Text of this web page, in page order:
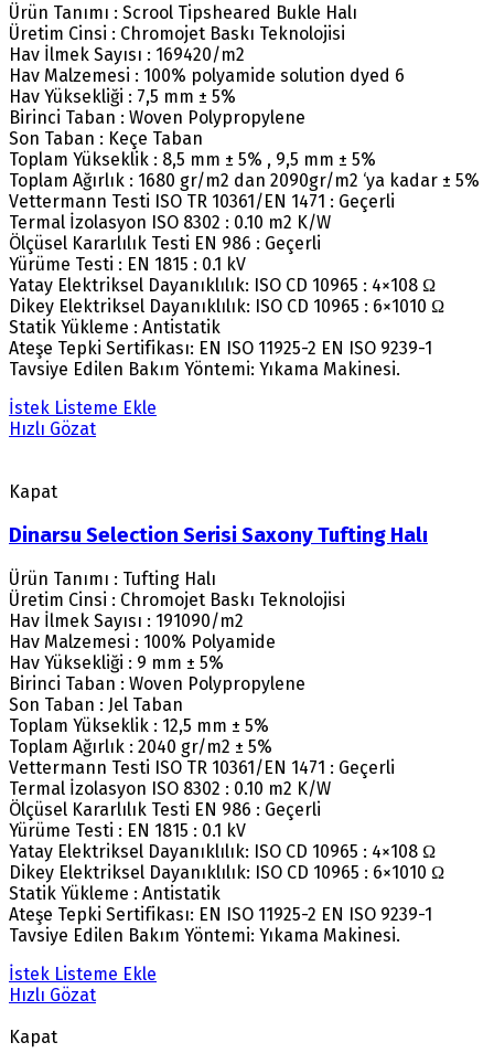
Ürün Tanımı : Scrool Tipsheared Bukle Halı
Üretim Cinsi : Chromojet Baskı Teknolojisi
Hav İlmek Sayısı : 169420/m2
Hav Malzemesi : 100% polyamide solution dyed 6
Hav Yüksekliği : 7,5 mm ± 5%
Birinci Taban : Woven Polypropylene
Son Taban : Keçe Taban
Toplam Yükseklik : 8,5 mm ± 5% , 9,5 mm ± 5%
Toplam Ağırlık : 1680 gr/m2 dan 2090gr/m2 ‘ya kadar ± 5%
Vettermann Testi ISO TR 10361/EN 1471 : Geçerli
Termal İzolasyon ISO 8302 : 0.10 m2 K/W
Ölçüsel Kararlılık Testi EN 986 : Geçerli
Yürüme Testi : EN 1815 : 0.1 kV
Yatay Elektriksel Dayanıklılık: ISO CD 10965 : 4×108 Ω
Dikey Elektriksel Dayanıklılık: ISO CD 10965 : 6×1010 Ω
Statik Yükleme : Antistatik
Ateşe Tepki Sertifikası: EN ISO 11925-2 EN ISO 9239-1
Tavsiye Edilen Bakım Yöntemi: Yıkama Makinesi.
İstek Listeme Ekle
Hızlı Gözat
Kapat
Dinarsu Selection Serisi Saxony Tufting Halı
Ürün Tanımı : Tufting Halı
Üretim Cinsi : Chromojet Baskı Teknolojisi
Hav İlmek Sayısı : 191090/m2
Hav Malzemesi : 100% Polyamide
Hav Yüksekliği : 9 mm ± 5%
Birinci Taban : Woven Polypropylene
Son Taban : Jel Taban
Toplam Yükseklik : 12,5 mm ± 5%
Toplam Ağırlık : 2040 gr/m2 ± 5%
Vettermann Testi ISO TR 10361/EN 1471 : Geçerli
Termal İzolasyon ISO 8302 : 0.10 m2 K/W
Ölçüsel Kararlılık Testi EN 986 : Geçerli
Yürüme Testi : EN 1815 : 0.1 kV
Yatay Elektriksel Dayanıklılık: ISO CD 10965 : 4×108 Ω
Dikey Elektriksel Dayanıklılık: ISO CD 10965 : 6×1010 Ω
Statik Yükleme : Antistatik
Ateşe Tepki Sertifikası: EN ISO 11925-2 EN ISO 9239-1
Tavsiye Edilen Bakım Yöntemi: Yıkama Makinesi.
İstek Listeme Ekle
Hızlı Gözat
Kapat